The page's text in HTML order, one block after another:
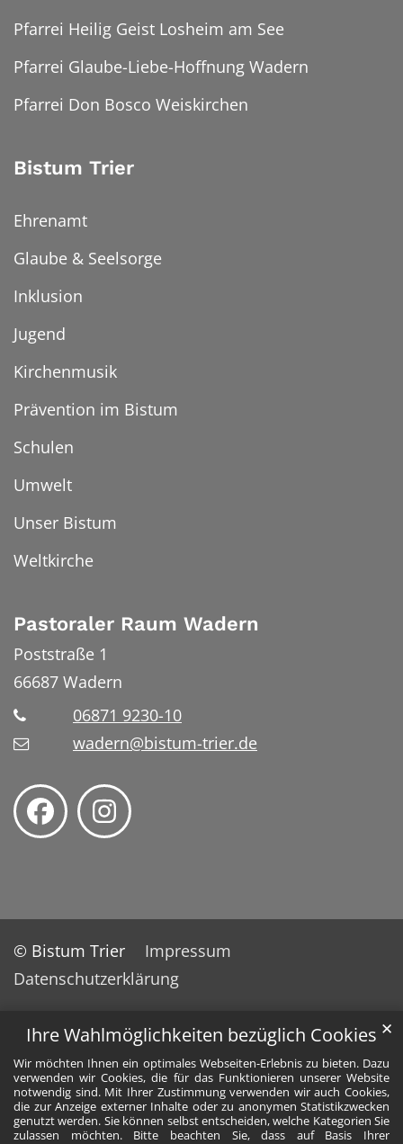
Ihre Wahlmöglichkeiten bezüglich Cookies
Wir möchten Ihnen ein optimales Webseiten-Erlebnis zu bieten. Dazu
verwenden wir Cookies, die für das Funktionieren unserer Website
notwendig sind. Mit Ihrer Zustimmung verwenden wir auch Cookies,
die zur Anzeige externer Inhalte oder zu anonymen Statistikzwecken
genutzt werden. Sie können selbst entscheiden, welche Kategorien Sie
zulassen möchten. Bitte beachten Sie, dass auf Basis Ihrer
✕
Pfarrei Heilig Geist Losheim am See
Pfarrei Glaube-Liebe-Hoffnung Wadern
Pfarrei Don Bosco Weiskirchen
Bistum Trier
Ehrenamt
Glaube & Seelsorge
Inklusion
Jugend
Kirchenmusik
Prävention im Bistum
Schulen
Umwelt
Unser Bistum
Weltkirche
Pastoraler Raum Wadern
Poststraße 1
66687 Wadern
06871 9230-10
wadern@bistum-trier.de
© Bistum Trier
Impressum
Datenschutzerklärung